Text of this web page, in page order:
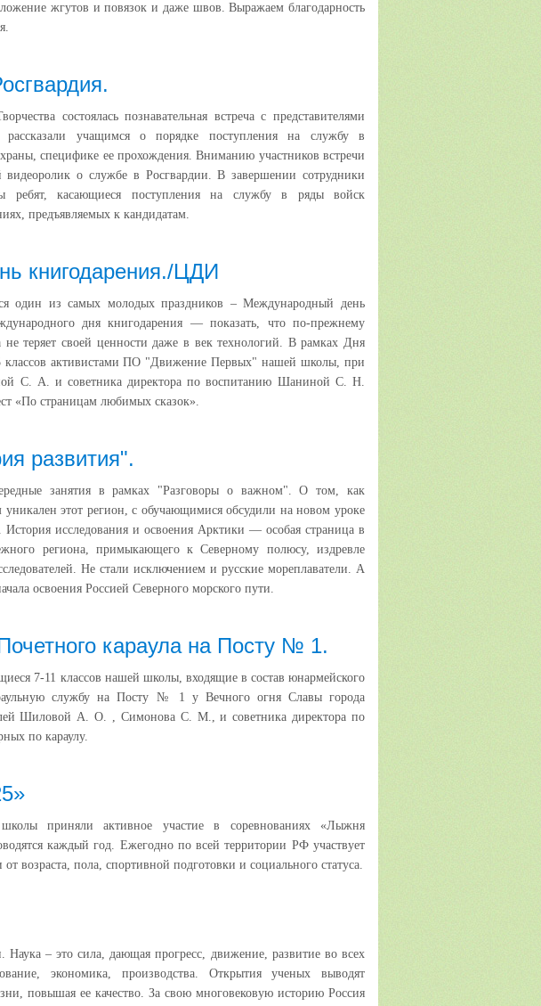
жгутов и повязок и даже швов. Выражаем благодарность
состоялась познавательная встреча с представителями
рассказали учащимся о порядке поступления на службу в
специфике ее прохождения. Вниманию участников встречи
видеоролик о службе в Росгвардии. В завершении сотрудники
ребят, касающиеся поступления на службу в ряды войск
предъявляемых к кандидатам.
книгодарения./ЦДИ
один из самых молодых праздников – Международный день
дня книгодарения — показать, что по-прежнему
теряет своей ценности даже в век технологий. В рамках Дня
классов активистами ПО "Движение Первых" нашей школы, при
С. А. и советника директора по воспитанию Шаниной С. Н.
«По страницам любимых сказок».
развития".
занятия в рамках "Разговоры о важном". О том, как
этот регион, с обучающимися обсудили на новом уроке
исследования и освоения Арктики — особая страница в
региона, примыкающего к Северному полюсу, издревле
Не стали исключением и русские мореплаватели. А
освоения Россией Северного морского пути.
караула на Посту № 1.
7-11 классов нашей школы, входящие в состав юнармейского
службу на Посту № 1 у Вечного огня Славы города
Шиловой А. О. , Симонова С. М., и советника директора по
по караулу.
приняли активное участие в соревнованиях «Лыжня
каждый год. Ежегодно по всей территории РФ участвует
возраста, пола, спортивной подготовки и социального статуса.
Наука – это сила, дающая прогресс, движение, развитие во всех
экономика, производства. Открытия ученых выводят
повышая ее качество. За свою многовековую историю Россия